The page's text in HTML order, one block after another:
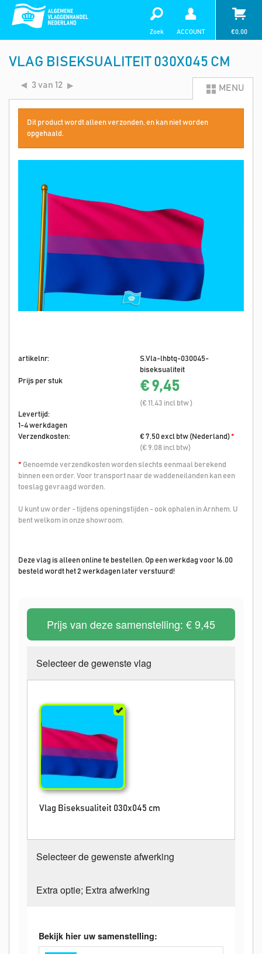
Zoek ACCOUNT €0,00
VLAG BISEKSUALITEIT 030X045 CM
3 van 12 MENU
Dit product wordt alleen verzonden, en kan niet worden
opgehaald.
artikelnr:
S.Vla-lhbtq-030045-
biseksualiteit
Prijs per stuk
€ 9,45
(€ 11,43 incl btw )
Levertijd:
1-4 werkdagen
Verzendkosten:
€ 7,50 excl btw (Nederland)*
(€ 9,08 incl btw)
* Genoemde verzendkosten worden slechts eenmaal berekend
binnen een order. Voor transport naar de waddeneilanden kan een
toeslag gevraagd worden.
U kunt uw order - tijdens openingstijden - ook ophalen in Arnhem. U
bent welkom in onze showroom.
Deze vlag is alleen online te bestellen. Op een werkdag voor 16.00
besteld wordt het 2 werkdagen later verstuurd!
Prijs van deze samenstelling: € 9,45
Selecteer de gewenste vlag
Vlag Biseksualiteit 030x045 cm
Selecteer de gewenste afwerking
Extra optie; Extra afwerking
Bekijk hier uw samenstelling: